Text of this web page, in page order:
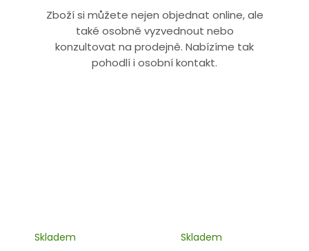
Zboží si můžete nejen objednat online, ale
také osobně vyzvednout nebo
konzultovat na prodejně. Nabízíme tak
pohodlí i osobní kontakt.
Skladem Skladem